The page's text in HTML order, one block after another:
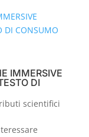
IMMERSIVE
DI
scientifici